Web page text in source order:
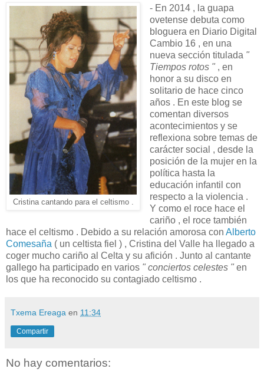
Cristina cantando para el celtismo .
- En 2014 , la guapa
ovetense debuta como
bloguera en Diario Digital
Cambio 16 , en una
nueva sección titulada "
Tiempos rotos " , en
honor a su disco en
solitario de hace cinco
años . En este blog se
comentan diversos
acontecimientos y se
reflexiona sobre temas de
carácter social , desde la
posición de la mujer en la
política hasta la
educación infantil con
respecto a la violencia .
Y como el roce hace el
cariño , el roce también
hace el celtismo . Debido a su relación amorosa con Alberto
Comesaña ( un celtista fiel ) , Cristina del Valle ha llegado a
coger mucho cariño al Celta y su afición . Junto al cantante
gallego ha participado en varios " conciertos celestes " en
los que ha reconocido su contagiado celtismo .
Txema Ereaga en 11:34
Compartir
No hay comentarios: